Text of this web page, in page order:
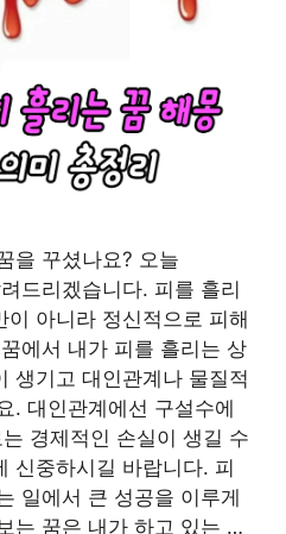
을 꾸셨나요? 오늘
드리겠습니다. 피를 흘리
아니라 정신적으로 피해
에서 내가 피를 흘리는 상
생기고 대인관계나 물질적
. 대인관계에선 구설수에
경제적인 손실이 생길 수
신중하시길 바랍니다. 피
일에서 큰 성공을 이루게
는 꿈은 내가 하고 있는 …